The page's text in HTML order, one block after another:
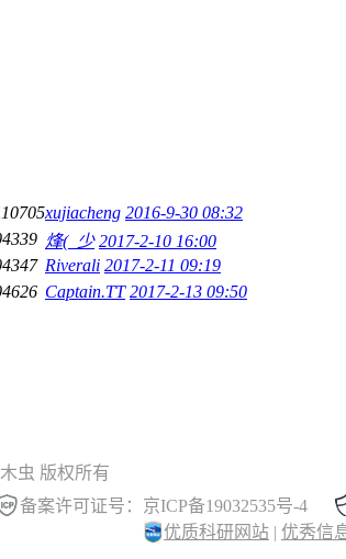
xujiacheng 2016-9-30 08:32
烽(_少 2017-2-10 16:00
Riverali 2017-2-11 09:19
Captain.TT 2017-2-13 09:50
木虫 版权所有
备案许可证号：京ICP备19032535号-4
优质科研网站 | 优秀信